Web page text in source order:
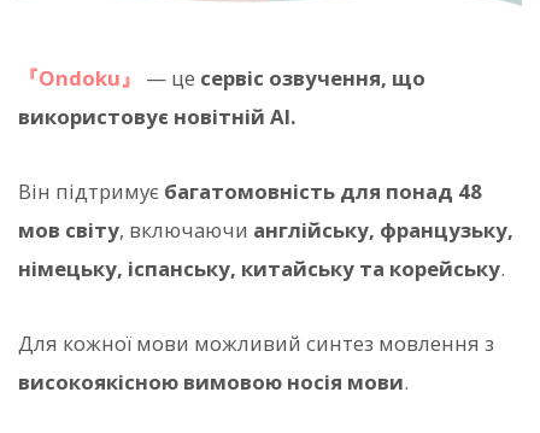
『Ondoku』 — це сервіс озвучення, що
використовує новітній AI.
Він підтримує багатомовність для понад 48
мов світу, включаючи англійську, французьку,
німецьку, іспанську, китайську та корейську.
Для кожної мови можливий синтез мовлення з
високоякісною вимовою носія мови.